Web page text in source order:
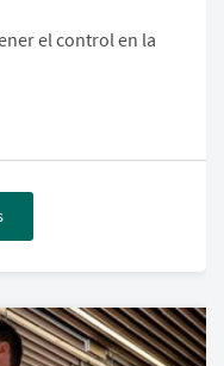
el control en la